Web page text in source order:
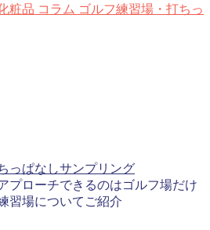
粧品 コラム ゴルフ練習場・打ちっ
っぱなしサンプリング
プローチできるのはゴルフ場だけ
習場についてご紹介